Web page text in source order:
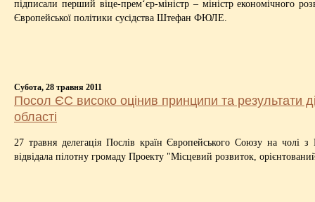
підписали перший віце-прем‘єр-міністр – міністр економічного
Європейської політики сусідства Штефан ФЮЛЕ.
Субота, 28 травня 2011
Посол ЄС високо оцінив принципи та результати
області
27 травня делегація Послів країн Європейського Союзу на
відвідала пілотну громаду Проекту "Місцевий розвиток,